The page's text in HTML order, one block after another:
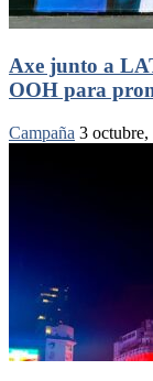
Axe junto a
OOH para
Campaña 3 octubre,